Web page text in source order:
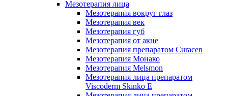
Мезотерапия лица
Мезотерапия вокруг глаз
Мезотерапия век
Мезотерапия губ
Мезотерапия от акне
Мезотерапия препаратом Curacen
Мезотерапия Монако
Мезотерапия Melsmon
Мезотерапия лица препаратом
Viscoderm Skinko E